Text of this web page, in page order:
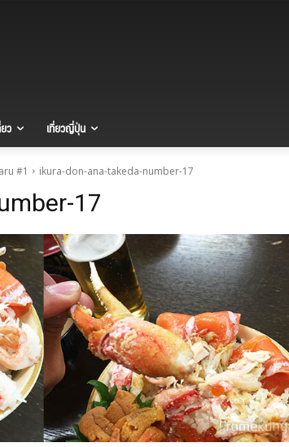
ว เที่ยวญี่ปุ่น
#1 ikura-don-ana-takeda-number-17
17